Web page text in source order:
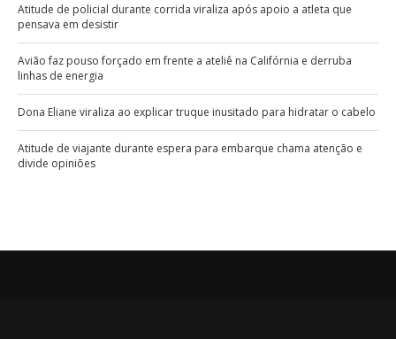
Atitude de policial durante corrida viraliza após apoio a atleta que
pensava em desistir
Avião faz pouso forçado em frente a ateliê na Califórnia e derruba
linhas de energia
Dona Eliane viraliza ao explicar truque inusitado para hidratar o cabelo
Atitude de viajante durante espera para embarque chama atenção e
divide opiniões